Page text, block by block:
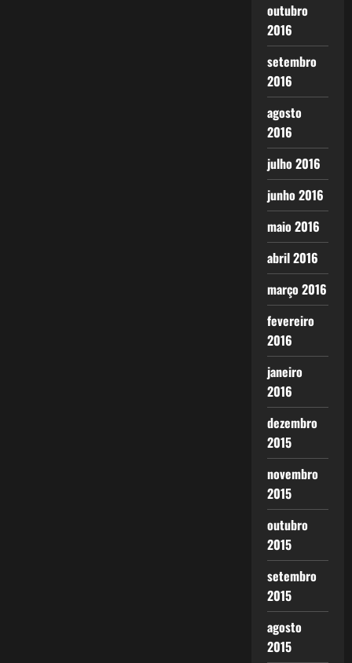
outubro
2016
setembro
2016
agosto
2016
julho 2016
junho 2016
maio 2016
abril 2016
março 2016
fevereiro
2016
janeiro
2016
dezembro
2015
novembro
2015
outubro
2015
setembro
2015
agosto
2015